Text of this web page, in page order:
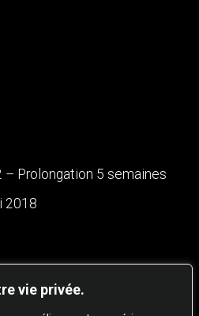
vie privée.
– Prolongation 5 semaines
2018